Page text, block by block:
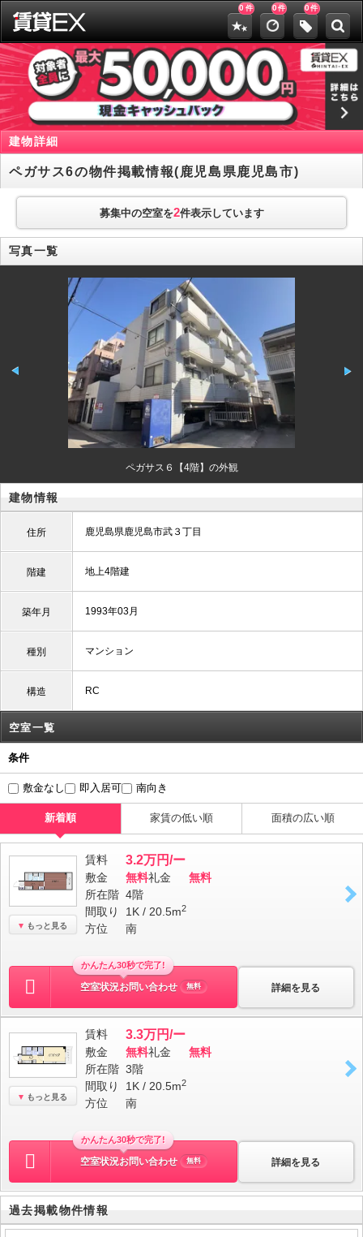
0 件 0件 0件
建物詳細
ペガサス6の物件掲載情報(鹿児島県鹿児島市)
募集中の空室を2件表示しています
写真一覧
ペガサス６【4階】の外観
建物情報
住所 鹿児島県鹿児島市武３丁目
階建 地上4階建
築年月 1993年03月
種別 マンション
構造 RC
空室一覧
条件
敷金なし 即入居可 南向き
新着順 家賃の低い順 面積の広い順
もっと見る
賃料 3.2万円/ー
敷金 無料礼金
無料
所在階 4階
間取り
1K / 20.5m2
方位 南
詳細を見る
かんたん30秒で完了!
空室状況お問い合わせ 無料
もっと見る
賃料 3.3万円/ー
敷金 無料礼金
無料
所在階 3階
間取り
1K / 20.5m2
方位 南
詳細を見る
かんたん30秒で完了!
空室状況お問い合わせ 無料
過去掲載物件情報